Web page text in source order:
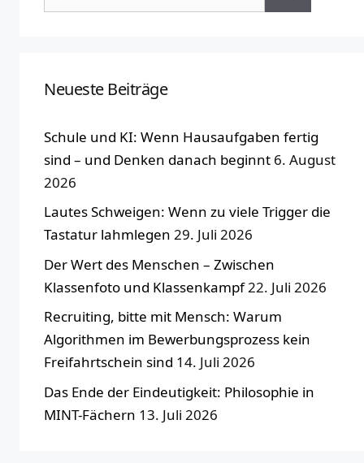
nach:
Neueste Beiträge
Schule und KI: Wenn Hausaufgaben fertig
sind – und Denken danach beginnt 6. August
2026
Lautes Schweigen: Wenn zu viele Trigger die
Tastatur lahmlegen 29. Juli 2026
Der Wert des Menschen – Zwischen
Klassenfoto und Klassenkampf 22. Juli 2026
Recruiting, bitte mit Mensch: Warum
Algorithmen im Bewerbungsprozess kein
Freifahrtschein sind 14. Juli 2026
Das Ende der Eindeutigkeit: Philosophie in
MINT-Fächern 13. Juli 2026